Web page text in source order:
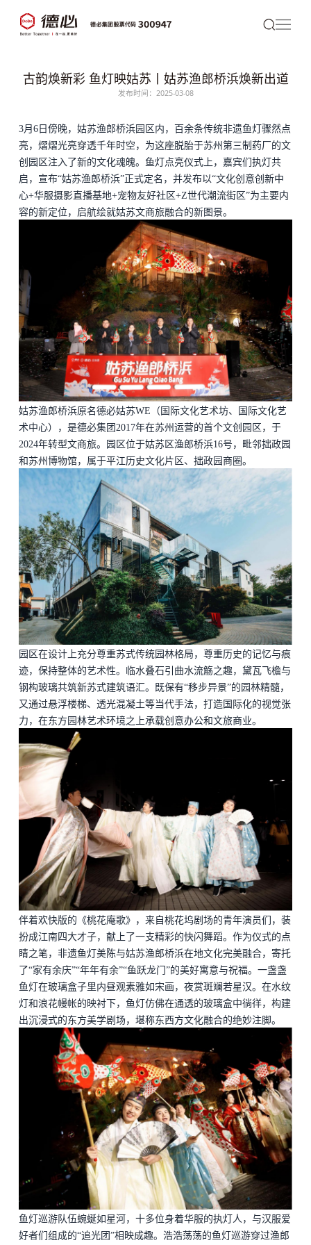
古韵焕新彩 鱼灯映姑苏丨姑苏渔郎桥浜焕新出道
发布时间：2025-03-08
3月6日傍晚，姑苏渔郎桥浜园区内，百余条传统非遗鱼灯骤然点
亮，熠熠光亮穿透千年时空，为这座脱胎于苏州第三制药厂的文
创园区注入了新的文化魂魄。鱼灯点亮仪式上，嘉宾们执灯共
启，宣布“姑苏渔郎桥浜”正式定名，并发布以“文化创意创新中
心+华服摄影直播基地+宠物友好社区+Z世代潮流街区”为主要内
容的新定位，启航绘就姑苏文商旅融合的新图景。
姑苏渔郎桥浜原名德必姑苏WE（国际文化艺术坊、国际文化艺
术中心），是德必集团2017年在苏州运营的首个文创园区，于
2024年转型文商旅。园区位于姑苏区渔郎桥浜16号，毗邻拙政园
和苏州博物馆，属于平江历史文化片区、拙政园商圈。
园区在设计上充分尊重苏式传统园林格局，尊重历史的记忆与痕
迹，保持整体的艺术性。临水叠石引曲水流觞之趣，黛瓦飞檐与
钢构玻璃共筑新苏式建筑语汇。既保有“移步异景”的园林精髓，
又通过悬浮楼梯、透光混凝土等当代手法，打造国际化的视觉张
力，在东方园林艺术环境之上承载创意办公和文旅商业。
伴着欢快版的《桃花庵歌》，来自桃花坞剧场的青年演员们，装
扮成江南四大才子，献上了一支精彩的快闪舞蹈。作为仪式的点
睛之笔，非遗鱼灯美陈与姑苏渔郎桥浜在地文化完美融合，寄托
了“家有余庆”“年年有余”“鱼跃龙门”的美好寓意与祝福。一盏盏
鱼灯在玻璃盒子里内昼观素雅如宋画，夜赏斑斓若星汉。在水纹
灯和浪花幔帐的映衬下，鱼灯仿佛在通透的玻璃盒中徜徉，构建
出沉浸式的东方美学剧场，堪称东西方文化融合的绝妙注脚。
鱼灯巡游队伍蜿蜒如星河，十多位身着华服的执灯人，与汉服爱
好者们组成的“追光团”相映成趣。浩浩荡荡的鱼灯巡游穿过渔郎